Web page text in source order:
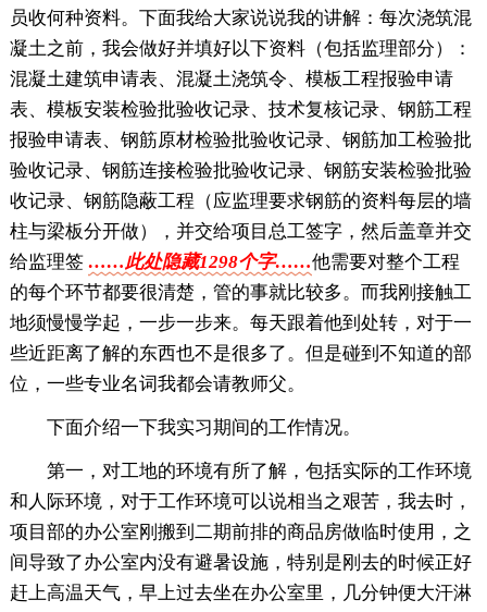
员收何种资料。下面我给大家说说我的讲解：每次浇筑混
凝土之前，我会做好并填好以下资料（包括监理部分）：
混凝土建筑申请表、混凝土浇筑令、模板工程报验申请
表、模板安装检验批验收记录、技术复核记录、钢筋工程
报验申请表、钢筋原材检验批验收记录、钢筋加工检验批
验收记录、钢筋连接检验批验收记录、钢筋安装检验批验
收记录、钢筋隐蔽工程（应监理要求钢筋的资料每层的墙
柱与梁板分开做），并交给项目总工签字，然后盖章并交
给监理签 ……此处隐藏1298个字……他需要对整个工程
的每个环节都要很清楚，管的事就比较多。而我刚接触工
地须慢慢学起，一步一步来。每天跟着他到处转，对于一
些近距离了解的东西也不是很多了。但是碰到不知道的部
位，一些专业名词我都会请教师父。
下面介绍一下我实习期间的工作情况。
第一，对工地的环境有所了解，包括实际的工作环境
和人际环境，对于工作环境可以说相当之艰苦，我去时，
项目部的办公室刚搬到二期前排的商品房做临时使用，之
间导致了办公室内没有避暑设施，特别是刚去的时候正好
赶上高温天气，早上过去坐在办公室里，几分钟便大汗淋